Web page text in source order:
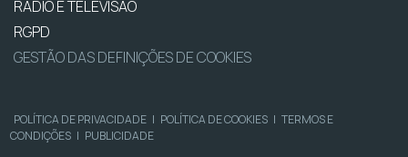
RÁDIO E TELEVISÃO
RGPD
GESTÃO DAS DEFINIÇÕES DE COOKIES
POLÍTICA DE PRIVACIDADE | POLÍTICA DE COOKIES | TERMOS E
CONDIÇÕES | PUBLICIDADE